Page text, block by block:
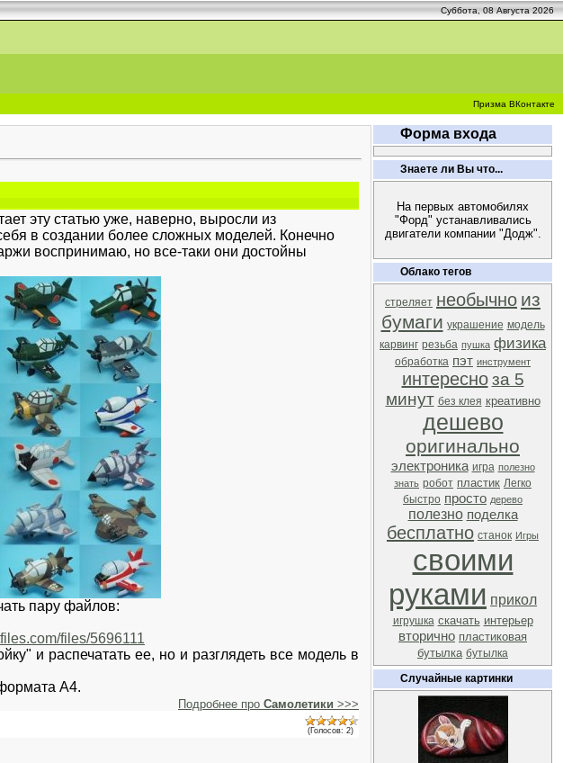
Суббота, 08 Августа 2026
Призма ВКонтакте
эту статью уже, наверно, выросли из
в создании более сложных моделей. Конечно
воспринимаю, но все-таки они достойны
пару файлов:
files/5696111
и распечатать ее, но и разглядеть все модель в
А4.
Подробнее про Самолетики >>>
(Голосов: 2)
Форма входа
Знаете ли Вы что...
На первых автомобилях
"Форд" устанавливались
двигатели компании "Додж".
Облако тегов
стреляет необычно из
бумаги украшение модель
карвинг резьба пушка физика
обработка пэт инструмент
интересно за 5
минут без клея креативно
дешево
оригинально
электроника игра полезно
знать робот пластик Легко
быстро просто дерево
полезно поделка
бесплатно станок Игры
своими
руками прикол
игрушка скачать интерьер
вторично пластиковая
бутылка бутылка
Случайные картинки